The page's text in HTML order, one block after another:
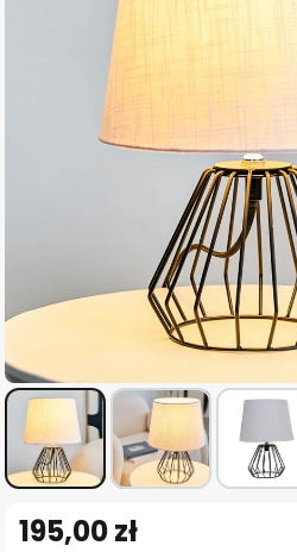
na
195,00 zł